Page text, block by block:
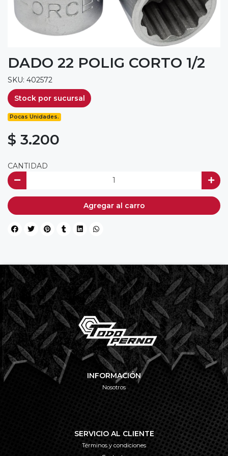
DADO 22 POLIG CORTO 1/2
SKU: 402572
Stock por sucursal
Pocas Unidades.
$ 3.200
CANTIDAD
Agregar al carro
INFORMACIÓN
Nosotros
SERVICIO AL CLIENTE
Términos y condiciones